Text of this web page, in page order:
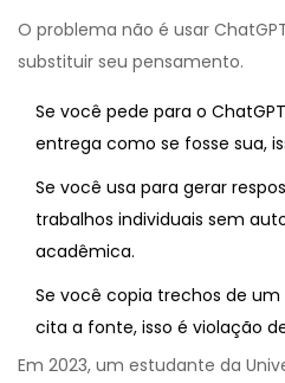
O problema não é usar
substituir seu pensamento.
Se você pede para o
entrega como se fosse sua,
Se você usa para gerar
trabalhos individuais sem
acadêmica.
Se você copia trechos de
cita a fonte, isso é violação
Em 2023, um estudante da